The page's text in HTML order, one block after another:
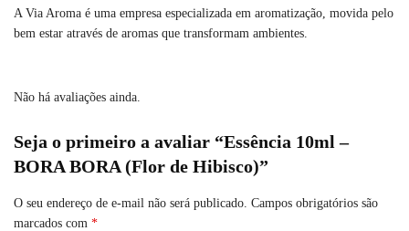
A Via Aroma é uma empresa especializada em aromatização, movida pelo
bem estar através de aromas que transformam ambientes.
Não há avaliações ainda.
Seja o primeiro a avaliar “Essência 10ml –
BORA BORA (Flor de Hibisco)”
O seu endereço de e-mail não será publicado. Campos obrigatórios são
marcados com *